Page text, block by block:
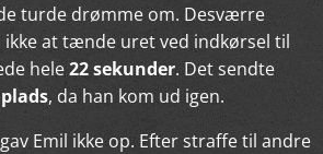
turde drømme om. Desværre
ikke at tænde uret ved indkørsel til
hele22 sekunder. Det sendte
, da han kom ud igen.
Emil ikke op. Efter straffe til andre